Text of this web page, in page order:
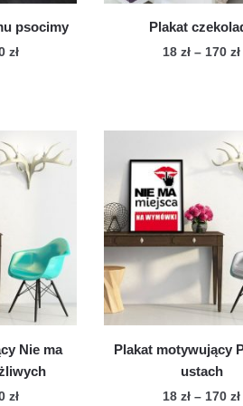
psocimy
złZakres
170 zł
Plakat
18zł – 170zł
ma
wiele
można
wybrać
na
Nie ma
złZakres
Plakat motywujący
ustach
18zł – 170zł